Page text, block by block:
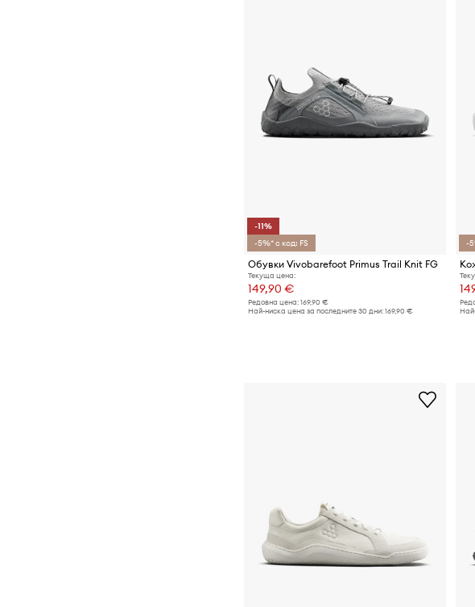
-11%
-5%* с код: FS
Обувки Vivobarefoot Primus Trail Knit FG
Текуща цена:
149,90 €
Редовна цена: 169,90 €
Най-ниска цена за последните 30 дни: 169,90 €
-